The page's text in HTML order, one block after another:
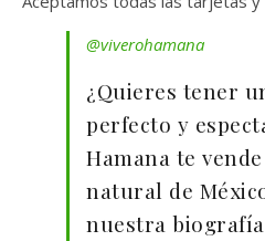
@viverohamana
¿Quieres tener
perfecto y
Hamana te
natural de
nuestra biografía